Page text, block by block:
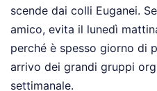
scende dai colli Euganei.
amico, evita il lunedì
perché è spesso giorno di
arrivo dei grandi gruppi
settimanale.